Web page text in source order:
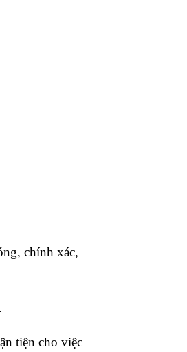
chính xác,
tiện cho việc